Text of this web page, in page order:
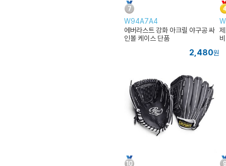
W94A7A4
에버라스트 강화 아크릴 야구공 싸
인볼 케이스 단품
2,480원